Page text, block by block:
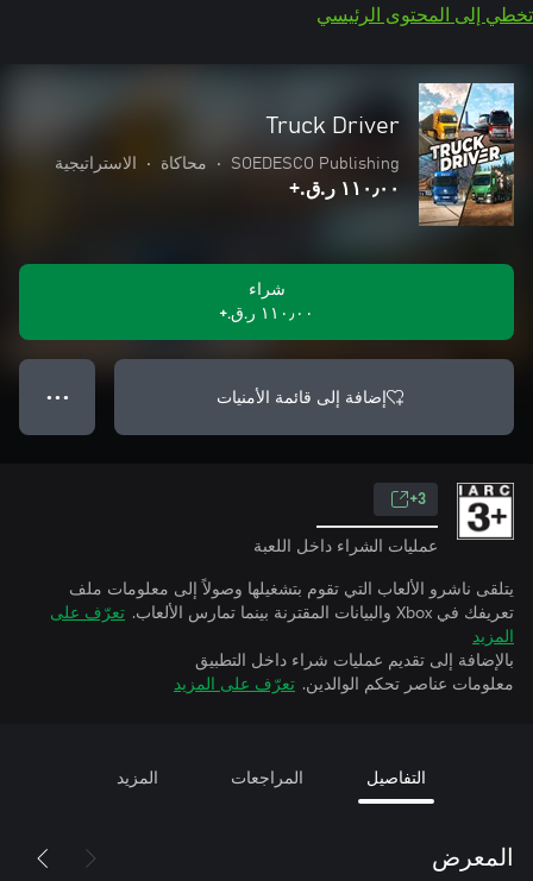
تخطي إلى المحتوى الرئيسي
Truck Driver
SOEDESCO Publishing
• محاكاة • الاستراتيجية
١١٠٫٠٠ ر.ق.‏+
شراء
١١٠٫٠٠ ر.ق.‏+
إضافة إلى قائمة الأمنيات ● ● ●
3+
عمليات الشراء داخل اللعبة
يتلقى ناشرو الألعاب التي تقوم بتشغيلها وصولاً إلى معلومات ملف
تعريفك في Xbox والبيانات المقترنة بينما تمارس الألعاب.
تعرّف على
المزيد
بالإضافة إلى تقديم عمليات شراء داخل التطبيق
معلومات عناصر تحكم الوالدين. تعرّف على المزيد
التفاصيل المراجعات المزيد
المعرض